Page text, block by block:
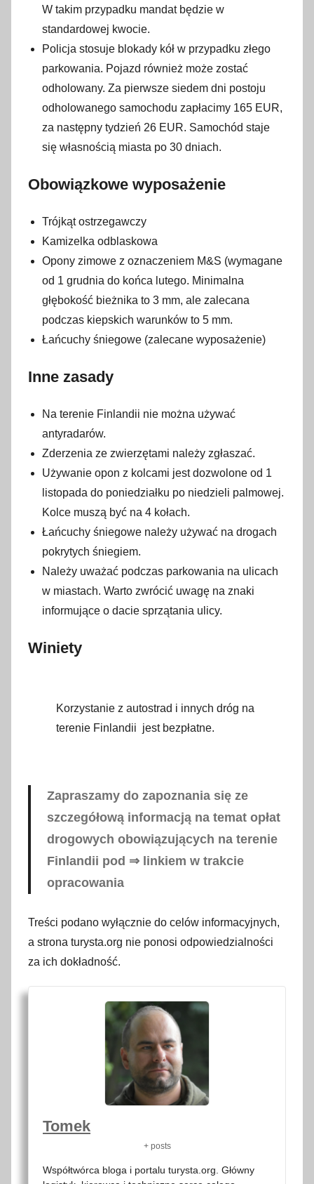
W takim przypadku mandat będzie w
standardowej kwocie.
Policja stosuje blokady kół w przypadku złego
parkowania. Pojazd również może zostać
odholowany. Za pierwsze siedem dni postoju
odholowanego samochodu zapłacimy 165 EUR,
za następny tydzień 26 EUR. Samochód staje
się własnością miasta po 30 dniach.
Obowiązkowe wyposażenie
Trójkąt ostrzegawczy
Kamizelka odblaskowa
Opony zimowe z oznaczeniem M&S (wymagane
od 1 grudnia do końca lutego. Minimalna
głębokość bieżnika to 3 mm, ale zalecana
podczas kiepskich warunków to 5 mm.
Łańcuchy śniegowe (zalecane wyposażenie)
Inne zasady
Na terenie Finlandii nie można używać
antyradarów.
Zderzenia ze zwierzętami należy zgłaszać.
Używanie opon z kolcami jest dozwolone od 1
listopada do poniedziałku po niedzieli palmowej.
Kolce muszą być na 4 kołach.
Łańcuchy śniegowe należy używać na drogach
pokrytych śniegiem.
Należy uważać podczas parkowania na ulicach
w miastach. Warto zwrócić uwagę na znaki
informujące o dacie sprzątania ulicy.
Winiety
Korzystanie z autostrad i innych dróg na
terenie Finlandii jest bezpłatne.
Zapraszamy do zapoznania się ze
szczegółową informacją na temat opłat
drogowych obowiązujących na terenie
Finlandii pod ⇒ linkiem w trakcie
opracowania
Treści podano wyłącznie do celów informacyjnych,
a strona turysta.org nie ponosi odpowiedzialności
za ich dokładność.
Tomek
+ posts
Współtwórca bloga i portalu turysta.org. Główny